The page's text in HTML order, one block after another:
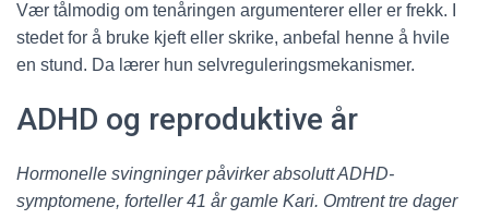
Vær tålmodig om tenåringen argumenterer eller er frekk. I
stedet for å bruke kjeft eller skrike, anbefal henne å hvile
en stund. Da lærer hun selvreguleringsmekanismer.
ADHD og reproduktive år
Hormonelle svingninger påvirker absolutt ADHD-
symptomene, forteller 41 år gamle Kari. Omtrent tre dager